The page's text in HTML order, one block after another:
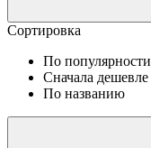
Сортировка
По популярности
Сначала дешевле
По названию